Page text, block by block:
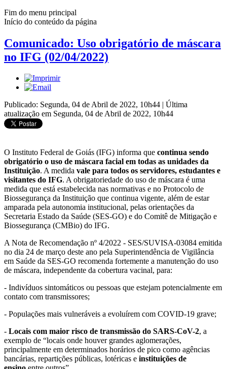
Fim do menu principal
Início do conteúdo da página
Comunicado: Uso obrigatório de máscara
no IFG (02/04/2022)
Publicado: Segunda, 04 de Abril de 2022, 10h44 | Última
atualização em Segunda, 04 de Abril de 2022, 10h44
O Instituto Federal de Goiás (IFG) informa que continua sendo
obrigatório o uso de máscara facial em todas as unidades da
Instituição. A medida vale para todos os servidores, estudantes e
visitantes do IFG. A obrigatoriedade do uso de máscara é uma
medida que está estabelecida nas normativas e no Protocolo de
Biossegurança da Instituição que continua vigente, além de estar
amparada pela autonomia institucional, pelas orientações da
Secretaria Estado da Saúde (SES-GO) e do Comitê de Mitigação e
Biossegurança (CMBio) do IFG.
A Nota de Recomendação nº 4/2022 - SES/SUVISA-03084 emitida
no dia 24 de março deste ano pela Superintendência de Vigilância
em Saúde da SES-GO recomenda fortemente a manutenção do uso
de máscara, independente da cobertura vacinal, para:
- Indivíduos sintomáticos ou pessoas que estejam potencialmente em
contato com transmissores;
- Populações mais vulneráveis a evoluírem com COVID-19 grave;
- Locais com maior risco de transmissão do SARS-CoV-2, a
exemplo de “locais onde houver grandes aglomerações,
principalmente em determinados horários de pico como agências
bancárias, repartições públicas, lotéricas e instituições de